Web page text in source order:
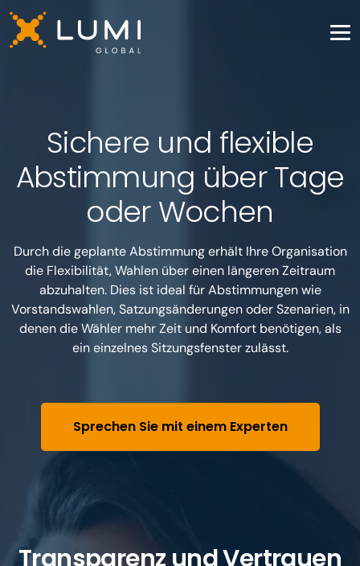
Sichere und flexible
Abstimmung über Tage
oder Wochen
Durch die geplante Abstimmung erhält Ihre Organisation
die Flexibilität, Wahlen über einen längeren Zeitraum
abzuhalten. Dies ist ideal für Abstimmungen wie
Vorstandswahlen, Satzungsänderungen oder Szenarien, in
denen die Wähler mehr Zeit und Komfort benötigen, als
ein einzelnes Sitzungsfenster zulässt.
Sprechen Sie mit einem Experten
Transparenz und Vertrauen